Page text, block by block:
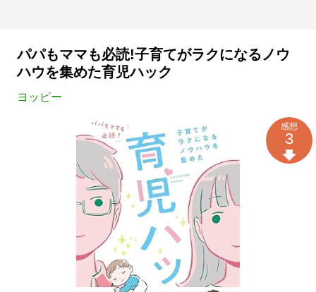
パパもママも必読!子育てがラクになるノウ
ハウを集めた育児ハック
ヨッピー
感想
3